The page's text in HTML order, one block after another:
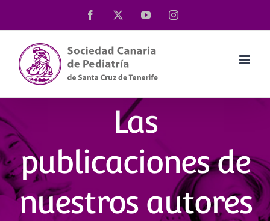
al
contenido
Facebook YouTubeInstagram
Las
publicaciones de
nuestros autores